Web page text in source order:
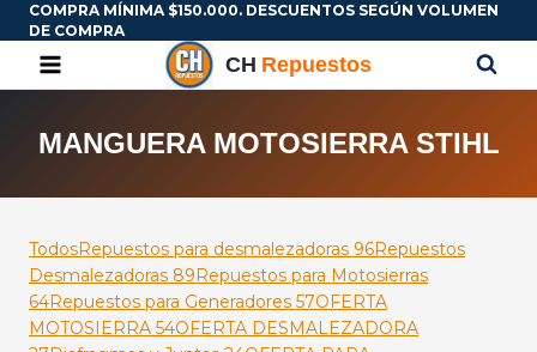
COMPRA MÍNIMA $150.000. DESCUENTOS SEGÚN VOLUMEN
DE COMPRA
MANGUERA MOTOSIERRA STIHL
TodosRepuestos para desmalezadoras 96Repuestos
Desmalezadoras 89Repuestos para Motosierras
64Repuestos para Generadores 57OFERTA
MOTOSIERRA 54OFERTA DESMALEZADORA